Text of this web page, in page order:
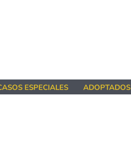
ESPECIALES ADOPTADOS